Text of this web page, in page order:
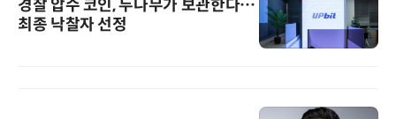
경찰 압수 코인, 두나무가 보관한다…
최종 낙찰자 선정